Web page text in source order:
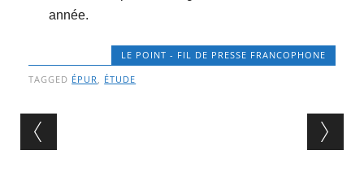
année.
LE POINT - FIL DE PRESSE FRANCOPHONE
TAGGED ÉPUR, ÉTUDE
Post navigation